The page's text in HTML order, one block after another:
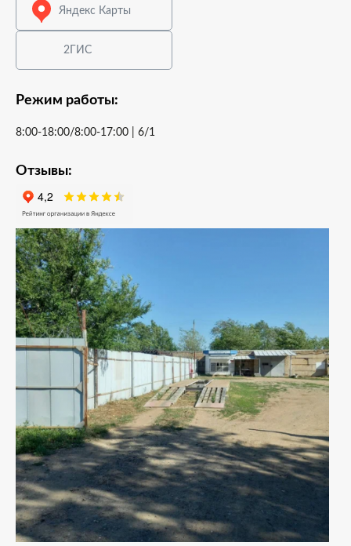
Яндекс Карты
2ГИС
Режим работы:
8:00-18:00/8:00-17:00 | 6/1
Отзывы: